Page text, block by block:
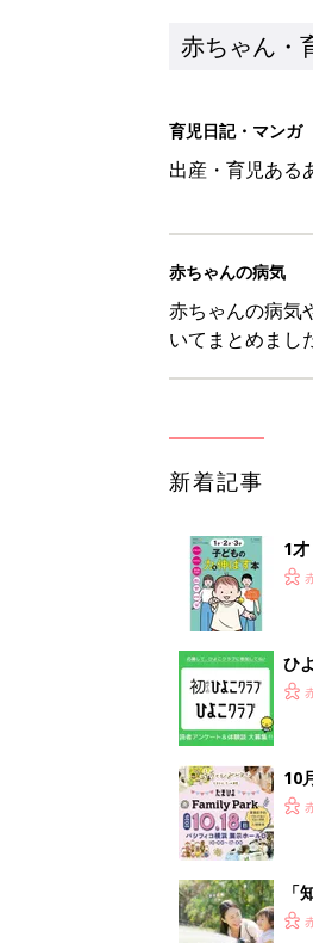
赤ちゃん・
育児日記・マンガ
出産・育児ある
赤ちゃんの病気
赤ちゃんの病気
いてまとめまし
新着記事
1
ひ
10
「